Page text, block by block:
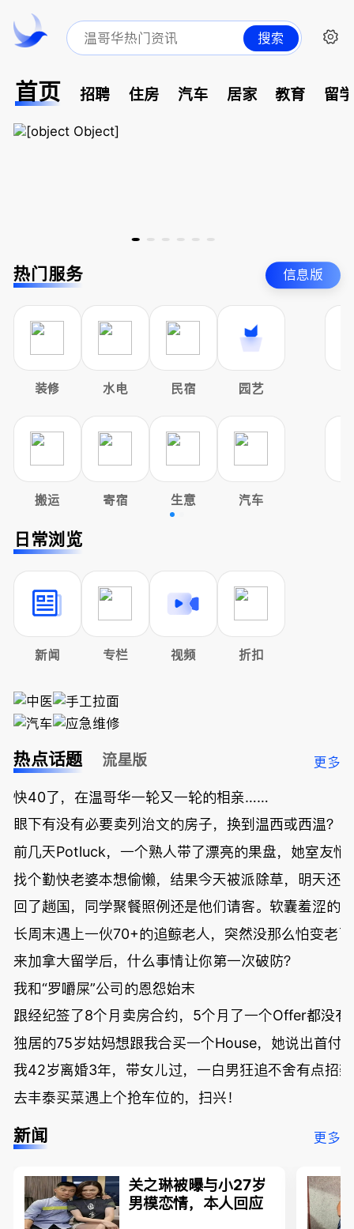
搜索
首页 招聘 住房 汽车 居家 教育 留
热门服务 信息版
装修 水电 民宿 园艺
搬运 寄宿 生意 汽车
日常浏览
新闻 专栏 视频 折扣
热点话题 流星版 更多
快40了，在温哥华一轮又一轮的相亲……
眼下有没有必要卖列治文的房子，换到温西或西温？
前几天Potluck，一个熟人带了漂亮的果盘，她室友悄
找个勤快老婆本想偷懒，结果今天被派除草，明天还
回了趟国，同学聚餐照例还是他们请客。软囊羞涩的
长周末遇上一伙70+的追鲸老人，突然没那么怕变老了
来加拿大留学后，什么事情让你第一次破防？
我和“罗嚼屎”公司的恩怨始末
跟经纪签了8个月卖房合约，5个月了一个Offer都没有
独居的75岁姑妈想跟我合买一个House，她说出首付
我42岁离婚3年，带女儿过，一白男狂追不舍有点招
去丰泰买菜遇上个抢车位的，扫兴！
新闻 更多
关之琳被曝与小27岁
男模恋情，本人回应